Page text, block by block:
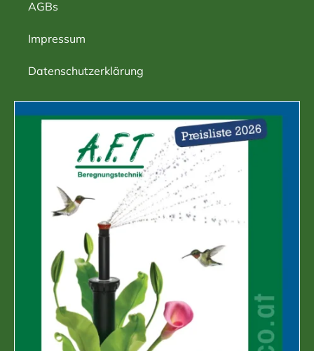
AGBs
Impressum
Datenschutzerklärung